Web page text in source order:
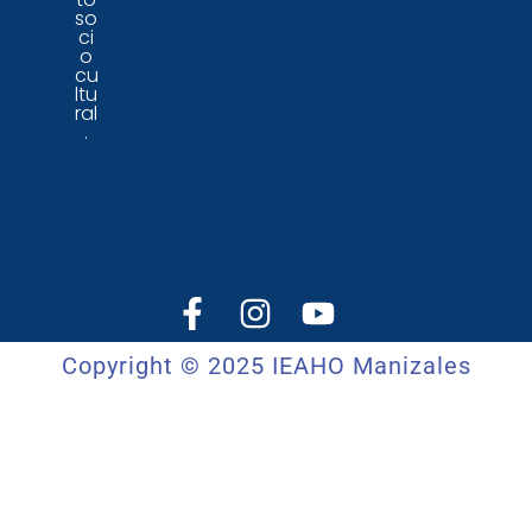
so
ci
o
cu
ltu
ral
.
Copyright © 2025 IEAHO Manizales